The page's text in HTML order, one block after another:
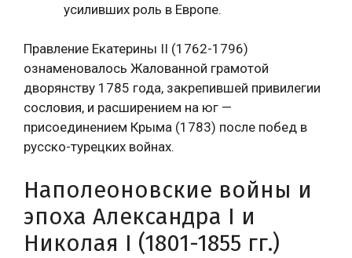
усиливших роль в Европе.
Правление Екатерины II (1762-1796)
ознаменовалось Жалованной грамотой
дворянству 1785 года, закрепившей привилегии
сословия, и расширением на юг —
присоединением Крыма (1783) после побед в
русско-турецких войнах.
Наполеоновские войны и
эпоха Александра I и
Николая I (1801-1855 гг.)